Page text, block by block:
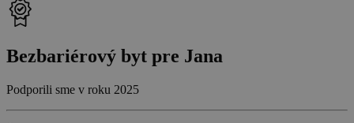
Bezbariérový byt pre Jana
Podporili sme v roku 2025